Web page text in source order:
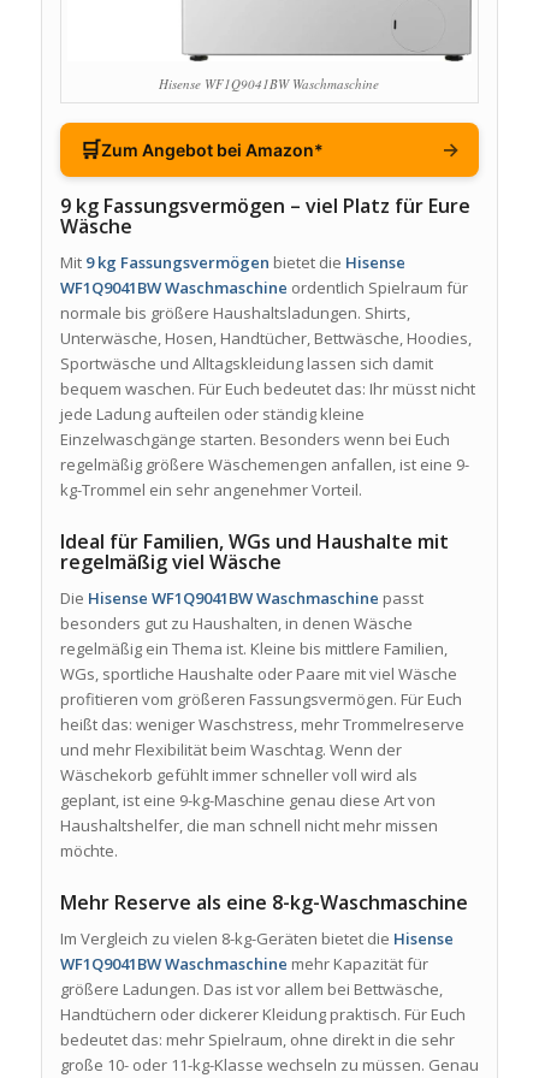
Hisense WF1Q9041BW Waschmaschine
🛒Zum Angebot bei Amazon* →
9 kg Fassungsvermögen – viel Platz für Eure
Wäsche
Mit 9 kg Fassungsvermögen bietet die Hisense
WF1Q9041BW Waschmaschine ordentlich Spielraum für
normale bis größere Haushaltsladungen. Shirts,
Unterwäsche, Hosen, Handtücher, Bettwäsche, Hoodies,
Sportwäsche und Alltagskleidung lassen sich damit
bequem waschen. Für Euch bedeutet das: Ihr müsst nicht
jede Ladung aufteilen oder ständig kleine
Einzelwaschgänge starten. Besonders wenn bei Euch
regelmäßig größere Wäschemengen anfallen, ist eine 9-
kg-Trommel ein sehr angenehmer Vorteil.
Ideal für Familien, WGs und Haushalte mit
regelmäßig viel Wäsche
Die Hisense WF1Q9041BW Waschmaschine passt
besonders gut zu Haushalten, in denen Wäsche
regelmäßig ein Thema ist. Kleine bis mittlere Familien,
WGs, sportliche Haushalte oder Paare mit viel Wäsche
profitieren vom größeren Fassungsvermögen. Für Euch
heißt das: weniger Waschstress, mehr Trommelreserve
und mehr Flexibilität beim Waschtag. Wenn der
Wäschekorb gefühlt immer schneller voll wird als
geplant, ist eine 9-kg-Maschine genau diese Art von
Haushaltshelfer, die man schnell nicht mehr missen
möchte.
Mehr Reserve als eine 8-kg-Waschmaschine
Im Vergleich zu vielen 8-kg-Geräten bietet die Hisense
WF1Q9041BW Waschmaschine mehr Kapazität für
größere Ladungen. Das ist vor allem bei Bettwäsche,
Handtüchern oder dickerer Kleidung praktisch. Für Euch
bedeutet das: mehr Spielraum, ohne direkt in die sehr
große 10- oder 11-kg-Klasse wechseln zu müssen. Genau